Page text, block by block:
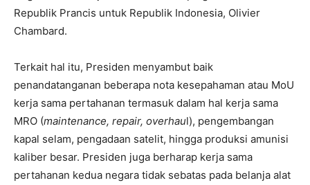
Republik Prancis untuk Republik Indonesia, Olivier
Chambard.
Terkait hal itu, Presiden menyambut baik
penandatanganan beberapa nota kesepahaman atau MoU
kerja sama pertahanan termasuk dalam hal kerja sama
MRO (maintenance, repair, overhaul), pengembangan
kapal selam, pengadaan satelit, hingga produksi amunisi
kaliber besar. Presiden juga berharap kerja sama
pertahanan kedua negara tidak sebatas pada belanja alat